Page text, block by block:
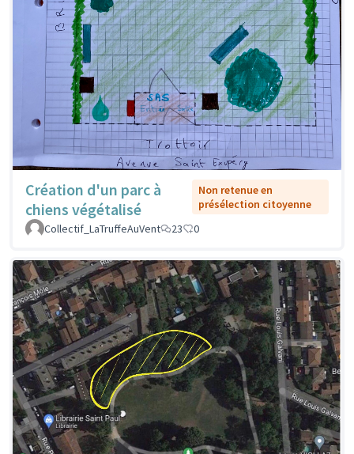
Création d'un parc à
chiens végétalisé
Non retenue en
présélection citoyenne
Collectif_LaTruffeAuVent
23 0